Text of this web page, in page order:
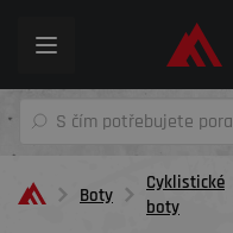
Toggle
Boty
Cyklistické
boty